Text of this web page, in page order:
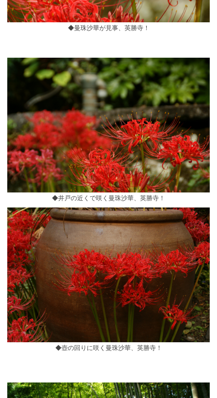
◆曼珠沙華が見事、英勝寺！
◆井戸の近くで咲く曼珠沙華、英勝寺！
◆壺の回りに咲く曼珠沙華、英勝寺！